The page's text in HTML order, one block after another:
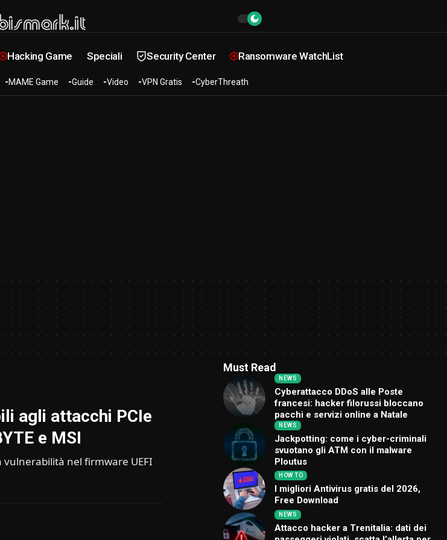
Hacking Game Speciali Security Center Ransomware WatchList
MAME Game Guide Video VPN Gratis CyberThreath
agli attacchi PCIe
e MSI
nel firmware UEFI
Must Read
NEWS
Cyberattacco DDoS alle Poste
francesi: hacker filorussi bloccano
pacchi e servizi online a Natale
NEWS
Jackpotting: come i cyber-criminali
svuotano gli ATM con il malware
Ploutus
HOW TO
I migliori Antivirus gratis del 2026,
Free Download
NEWS
Attacco hacker a Trenitalia: dati dei